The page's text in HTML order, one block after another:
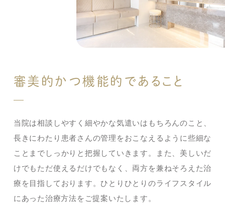
審美的かつ機能的であること
当院は相談しやすく細やかな気遣いはもちろんのこと、
長きにわたり患者さんの管理をおこなえるように些細な
ことまでしっかりと把握していきます。また、美しいだ
けでもただ使えるだけでもなく、両方を兼ねそろえた治
療を目指しております。ひとりひとりのライフスタイル
にあった治療方法をご提案いたします。